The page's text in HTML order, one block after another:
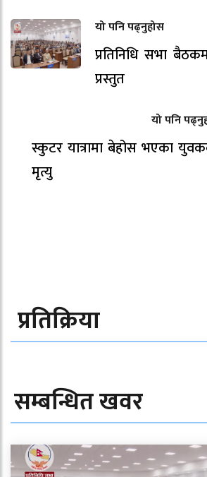
यो पनि पढ्नुहोस
प्रतिनिधि सभा
प्रस्तुत
यो पनि
स्कुटर यात्रामा बेहोस भएका
मृत्यु
प्रतिक्रिया
सम्बन्धित खवर